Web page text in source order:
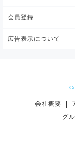
会員登録
広告表示について
会社概要
グ